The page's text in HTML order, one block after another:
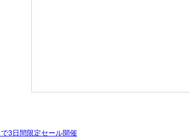
3日間限定セール開催